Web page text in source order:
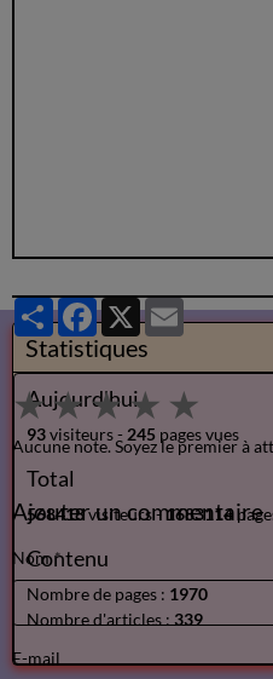
PartagerFacebook
X Email
★★★★ ★
Aucune note. Soyez le premier à
Ajouter un commentaire
Nom
E-mail
Statistiques
Aujourd'hui
93visiteurs - 245 pages vues
Total
568418visiteurs -1683114
Contenu
Nombre de pages : 1970
Nombre d'articles : 339